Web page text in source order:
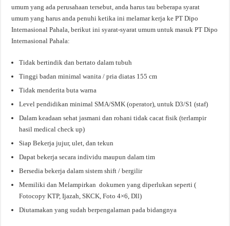
umum yang ada perusahaan tersebut, anda harus tau beberapa syarat
umum yang harus anda penuhi ketika ini melamar kerja ke PT Dipo
Internasional Pahala, berikut ini syarat-syarat umum untuk masuk PT Dipo
Internasional Pahala:
Tidak bertindik dan bertato dalam tubuh
Tinggi badan minimal wanita / pria diatas 155 cm
Tidak menderita buta warna
Level pendidikan minimal SMA/SMK (operator), untuk D3/S1 (staf)
Dalam keadaan sehat jasmani dan rohani tidak cacat fisik (terlampir
hasil medical check up)
Siap Bekerja jujur, ulet, dan tekun
Dapat bekerja secara individu maupun dalam tim
Bersedia bekerja dalam sistem shift / bergilir
Memiliki dan Melampirkan dokumen yang diperlukan seperti (
Fotocopy KTP, Ijazah, SKCK, Foto 4×6, Dll)
Diutamakan yang sudah berpengalaman pada bidangnya